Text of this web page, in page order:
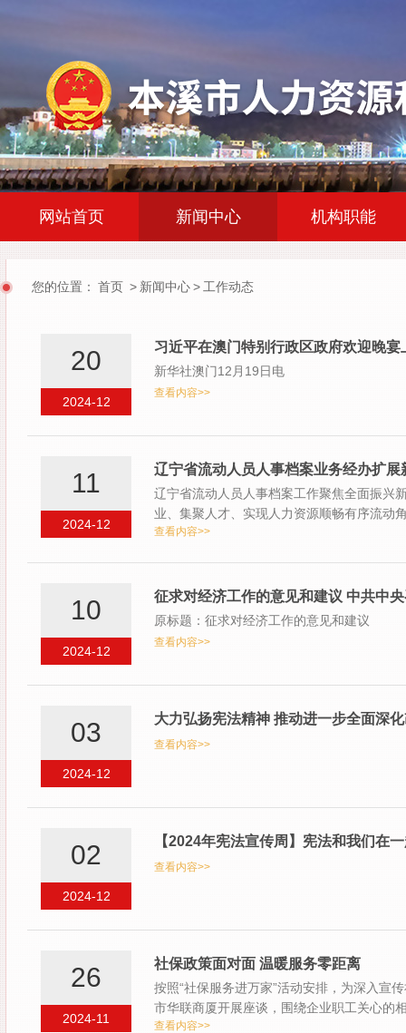
网站首页 新闻中心 机构职能
您的位置： 首页 > 新闻中心> 工作动态
2024-12
20 习近平在澳门特别行政区政府欢迎晚宴
新华社澳门12月19日电
查看内容>>
2024-12
11 辽宁省流动人员人事档案业务经办扩展
辽宁省流动人员人事档案工作聚焦全面振兴
业、集聚人才、实现人力资源顺畅有序流动
体效…
查看内容>>
2024-12
10 征求对经济工作的意见和建议 中共中
原标题：征求对经济工作的意见和建议
查看内容>>
2024-12
03 大力弘扬宪法精神 推动进一步全面深
查看内容>>
2024-12
02 【2024年宪法宣传周】宪法和我们在
查看内容>>
2024-11
26 社保政策面对面 温暖服务零距离
按照“社保服务进万家”活动安排，为深入宣
市华联商厦开展座谈，围绕企业职工关心的
查看内容>>